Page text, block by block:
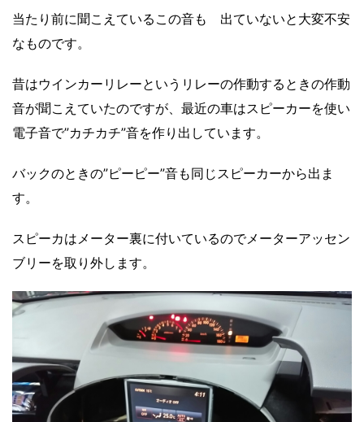
当たり前に聞こえているこの音も 出ていないと大変不安
なものです。
昔はウインカーリレーというリレーの作動するときの作動
音が聞こえていたのですが、最近の車はスピーカーを使い
電子音で”カチカチ”音を作り出しています。
バックのときの”ピーピー”音も同じスピーカーから出ま
す。
スピーカはメーター裏に付いているのでメーターアッセン
ブリーを取り外します。